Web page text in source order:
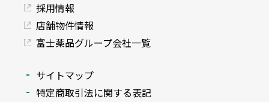
採用情報
店舗物件情報
富士薬品グループ会社一覧
サイトマップ
特定商取引法に関する表記